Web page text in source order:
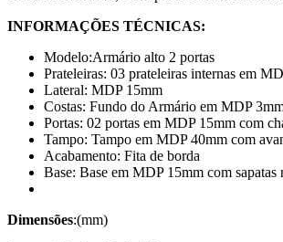
INFORMAÇÕES TÉCNICAS:
Modelo:Armário alto 2 portas
Prateleiras: 03 prateleiras internas em
Lateral: MDP 15mm
Costas: Fundo do Armário em MDP
Portas: 02 portas em MDP 15mm com
Tampo: Tampo em MDP 40mm com
Acabamento: Fita de borda
Base: Base em MDP 15mm com sapatas
Dimensões:(mm)